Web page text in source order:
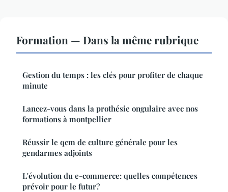
Formation — Dans la même rubrique
Gestion du temps : les clés pour profiter de chaque
minute
Lancez-vous dans la prothésie ongulaire avec nos
formations à montpellier
Réussir le qcm de culture générale pour les
gendarmes adjoints
L'évolution du e-commerce: quelles compétences
prévoir pour le futur?